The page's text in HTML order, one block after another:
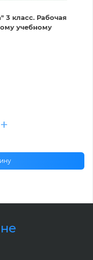
3 класс. Рабочая
учебному